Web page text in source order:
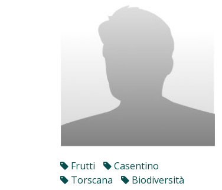
Frutti
Casentino
Torscana
Biodiversità